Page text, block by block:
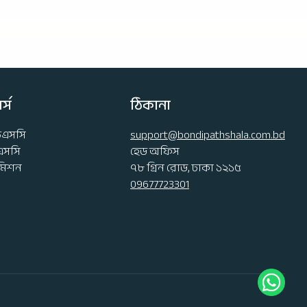
ঠিকানা
support@bondipathshala.com.bd
হেড অফিস
৭৮ গ্রিন রোড, ঢাকা ১২১৫
09677723301